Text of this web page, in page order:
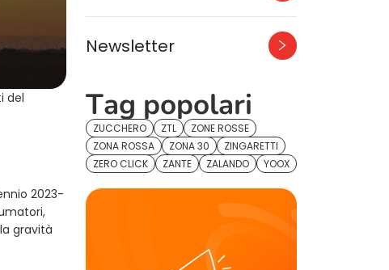
del
2023-
gravità
Newsletter
Tag popolari
ZUCCHERO ZTL
ZONE ROSSE
ZONA ROSSA
ZONA 30
ZINGARETTI
ZERO CLICK
ZANTE ZALANDO YOOX